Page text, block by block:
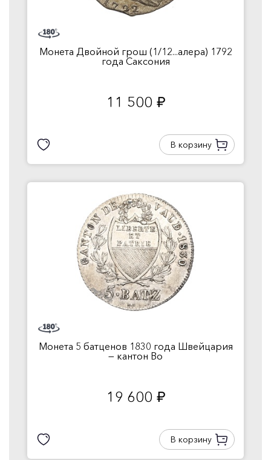
Монета Двойной грош (1/12...алера) 1792
года Саксония
11 500 руб.
В корзину
Монета 5 батценов 1830 года Швейцария
— кантон Во
19 600 руб.
В корзину